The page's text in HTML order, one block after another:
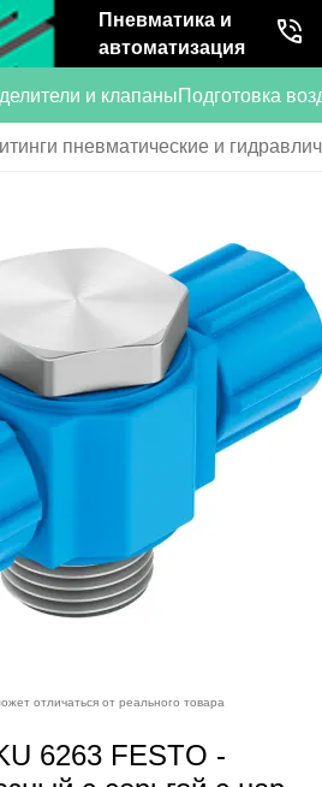
Пневматика и
автоматизация
и клапаныПодготовка
пневматические и
отличаться от реального товара
6263 FESTO -